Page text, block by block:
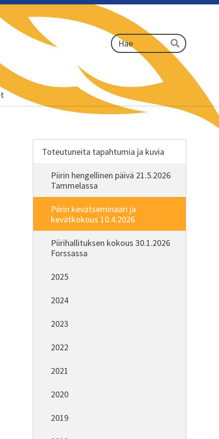
Haku
Hae
Toteutuneita tapahtumia ja kuvia
Piirin hengellinen päivä 21.5.2026
Tammelassa
Piirin kevätseminaari ja
kevätkokous 10.4.2026
Piirihallituksen kokous 30.1.2026
Forssassa
2025
2024
2023
2022
2021
2020
2019